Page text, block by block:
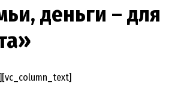
деньги – для